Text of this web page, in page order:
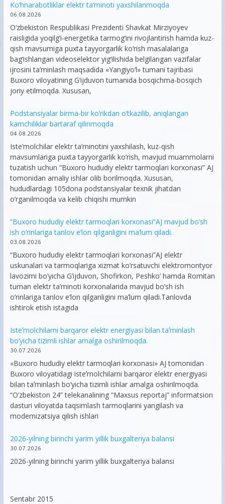
Ko’hnarabotliklar elektr ta’minoti yaxshilanmoqda
06.08.2026
O‘zbekiston Respublikasi Prezidenti Shavkat Mirziyoyev
raisligida yoqilg‘i-energetika tarmog‘ini rivojlantirish hamda kuz-
qish mavsumiga puxta tayyorgarlik ko‘rish masalalariga
bag‘ishlangan videoselektor yig‘ilishida belgilangan vazifalar
ijrosini ta’minlash maqsadida «Yangiyo‘l» tumani tajribasi
Buxoro viloyatining G‘ijduvon tumanida bosqichma-bosqich
joriy etilmoqda. Xususan,
Podstansiyalar birma-bir ko’rikdan o’tkazilib, aniqlangan
kamchiliklar bartaraf qilinmoqda
04.08.2026
Iste’molchilar elektr ta’minotini yaxshilash, kuz-qish
mavsumlariga puxta tayyorgarlik ko‘rish, mavjud muammolarni
tuzatish uchun “Buxoro hududiy elektr tarmoqlari korxonasi” AJ
tomonidan amaliy ishlar olib borilmoqda. Xususan,
hududlardagi 105dona podstansiyalar texnik jihatdan
o’rganilmoqda va kelib chiqishi mumkin
“Buxoro hududiy elektr tarmoqlari korxonasi”AJ mavjud bo’sh
ish o’rinlariga tanlov e’lon qilganligini ma’lum qiladi.
03.08.2026
“Buxoro hududiy elektr tarmoqlari korxonasi”AJ elektr
uskunalari va tarmoqlariga xizmat ko’rsatuvchi elektromontyor
lavozimi bo’yicha G’ijduvon, Shofirkon, Peshko’ hamda Romitan
tuman elektr ta’minoti korxonalarida mavjud bo’sh ish
o’rinlariga tanlov e’lon qilganligini ma’lum qiladi.Tanlovda
ishtirok etish istagida
Isteʼmolchilarni barqaror elektr energiyasi bilan taʼminlash
bo‘yicha tizimli ishlar amalga oshirilmoqda.
30.07.2026
«Buxoro hududiy elektr tarmoqlari korxonasi» AJ tomonidan
Buxoro viloyatidagi isteʼmolchilarni barqaror elektr energiyasi
bilan taʼminlash bo‘yicha tizimli ishlar amalga oshirilmoqda.
“O’zbekiston 24” telekanalining “Maxsus reportaj” informatsion
dasturi viloyatda taqsimlash tarmoqlarini yangilash va
modernizatsiya qilish ishlari
2026-yilning birinchi yarim yillik buxgalteriya balansi
30.07.2026
2026-yilning birinchi yarim yillik buxgalteriya balansi
Sentabr 2015